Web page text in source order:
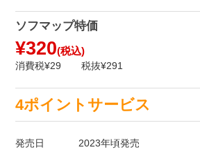
ソフマップ特価
¥320(税込)
消費税¥29 税抜¥291
4ポイントサービス
発売日 2023年頃発売